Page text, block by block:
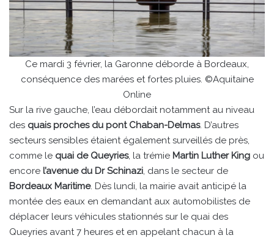
Ce mardi 3 février, la Garonne déborde à Bordeaux,
conséquence des marées et fortes pluies. ©Aquitaine
Online
Sur la rive gauche, l’eau débordait notamment au niveau
des quais proches du pont Chaban-Delmas. D’autres
secteurs sensibles étaient également surveillés de près,
comme le quai de Queyries, la trémie Martin Luther King ou
encore l’avenue du Dr Schinazi, dans le secteur de
Bordeaux Maritime. Dès lundi, la mairie avait anticipé la
montée des eaux en demandant aux automobilistes de
déplacer leurs véhicules stationnés sur le quai des
Queyries avant 7 heures et en appelant chacun à la